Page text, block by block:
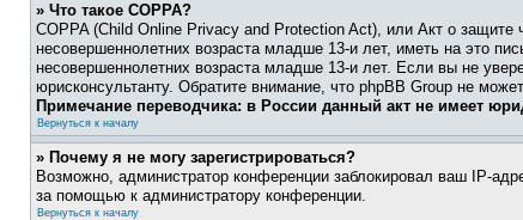
» Что такое COPPA?
COPPA (Child Online Privacy and Protection Act), или Акт о
несовершеннолетних возраста младше 13-и лет, иметь на это
несовершеннолетних возраста младше 13-и лет. Если вы не
юрисконсультанту. Обратите внимание, что phpBB Group не
Примечание переводчика: в России данный акт не имеет
Вернуться к началу
» Почему я не могу зарегистрироваться?
Возможно, администратор конференции заблокировал ваш IP-
за помощью к администратору конференции.
Вернуться к началу